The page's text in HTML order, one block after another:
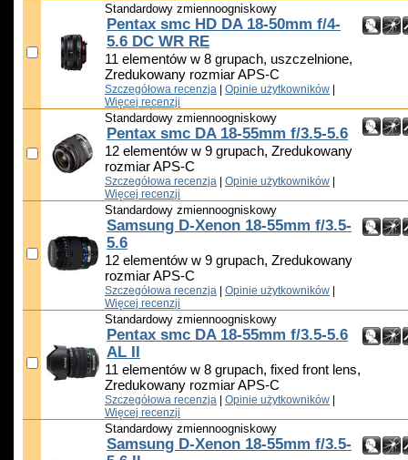
Standardowy zmiennoogniskowy
Pentax smc HD DA 18-50mm f/4-
5.6 DC WR RE
11 elementów w 8 grupach, uszczelnione,
Zredukowany rozmiar APS-C
Szczegółowa recenzja Opinie użytkowników
Więcej recenzji
Standardowy zmiennoogniskowy
Pentax smc DA 18-55mm f/3.5-5.6
12 elementów w 9 grupach, Zredukowany
rozmiar APS-C
Szczegółowa recenzja Opinie użytkowników
Więcej recenzji
Standardowy zmiennoogniskowy
Samsung D-Xenon 18-55mm f/3.5-
5.6
12 elementów w 9 grupach, Zredukowany
rozmiar APS-C
Szczegółowa recenzja Opinie użytkowników
Więcej recenzji
Standardowy zmiennoogniskowy
Pentax smc DA 18-55mm f/3.5-5.6
AL II
11 elementów w 8 grupach, fixed front lens,
Zredukowany rozmiar APS-C
Szczegółowa recenzja Opinie użytkowników
Więcej recenzji
Standardowy zmiennoogniskowy
Samsung D-Xenon 18-55mm f/3.5-